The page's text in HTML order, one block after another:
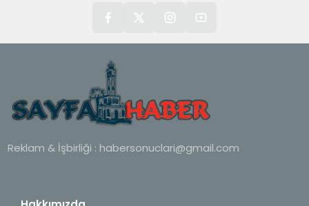
Reklam & İşbirliği : habersonuclari@gmail.com